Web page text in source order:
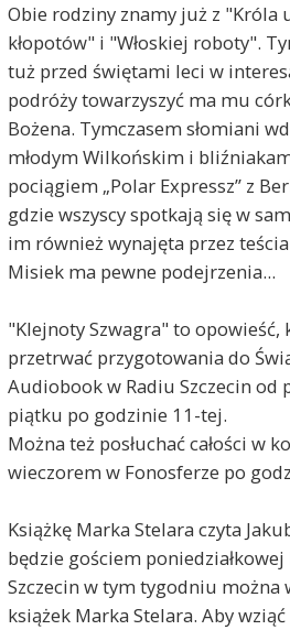
Obie rodziny znamy już z "Króla
kłopotów" i "Włoskiej roboty".
tuż przed świętami leci w
podróży towarzyszyć ma mu
Bożena. Tymczasem słomiani
młodym Wilkońskim i
pociągiem „Polar Expressz” z
gdzie wszyscy spotkają się w
im również wynajęta przez
Misiek ma pewne podejrzenia...
"Klejnoty Szwagra" to
przetrwać przygotowania do
Audiobook w Radiu Szczecin od
piątku po godzinie 11-tej.
Można też posłuchać całości w
wieczorem w Fonosferze po
Książkę Marka Stelara czyta
będzie gościem poniedziałkowej
Szczecin w tym tygodniu można
książek Marka Stelara. Aby